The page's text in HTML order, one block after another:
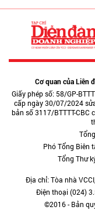
Cơ quan của Liên
Giấy phép số: 58/GP-
cấp ngày 30/07/2024
bản số 3117/BTTTT-CBC
Phó Tổng Biên
Tổng Thư
Địa chỉ: Tòa nhà
Điện thoại (024)
©2016 - Bản